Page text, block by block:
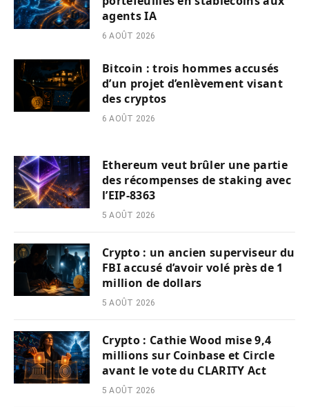
agents IA
6 AOÛT 2026
Bitcoin : trois hommes accusés
d’un projet d’enlèvement visant
des cryptos
6 AOÛT 2026
Ethereum veut brûler une partie
des récompenses de staking avec
l’EIP-8363
5 AOÛT 2026
Crypto : un ancien superviseur du
FBI accusé d’avoir volé près de 1
million de dollars
5 AOÛT 2026
Crypto : Cathie Wood mise 9,4
millions sur Coinbase et Circle
avant le vote du CLARITY Act
5 AOÛT 2026